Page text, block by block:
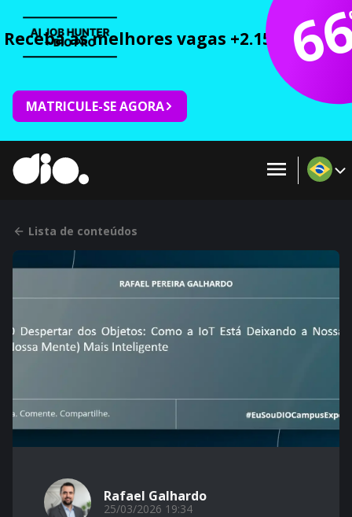
Receba as melhores vagas +2.150 cursos
MATRICULE-SE AGORA
Lista de conteúdos
Rafael Galhardo
25/03/2026 19:34